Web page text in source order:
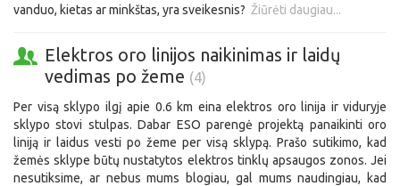
vanduo, kietas ar minkštas, yra sveikesnis? Žiūrėti daugiau...
Elektros oro linijos naikinimas ir laidų
vedimas po žeme (4)
Per visą sklypo ilgį apie 0.6 km eina elektros oro linija ir viduryje
sklypo stovi stulpas. Dabar ESO parengė projektą panaikinti oro
liniją ir laidus vesti po žeme per visą sklypą. Prašo sutikimo, kad
žemės sklype būtų nustatytos elektros tinklų apsaugos zonos. Jei
nesutiksime, ar nebus mums blogiau, gal mums naudingiau, kad